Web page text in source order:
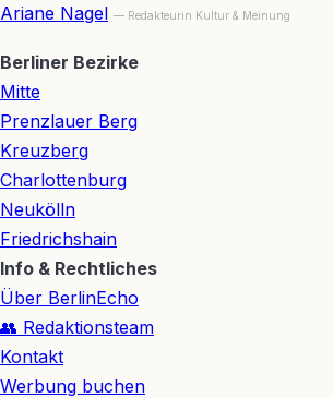
Ariane Nagel — Redakteurin Kultur & Meinung
Berliner Bezirke
Mitte
Prenzlauer Berg
Kreuzberg
Charlottenburg
Neukölln
Friedrichshain
Info & Rechtliches
Über BerlinEcho
👥 Redaktionsteam
Kontakt
Werbung buchen